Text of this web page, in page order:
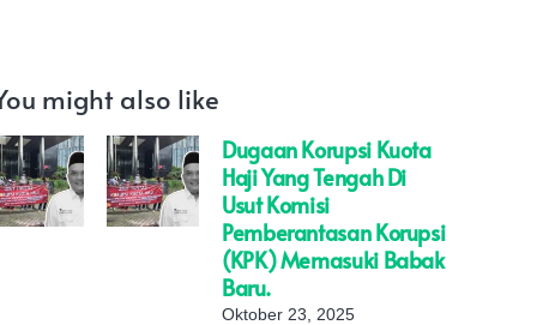
might also like
Dugaan Korupsi Kuota
Haji Yang Tengah Di
Usut Komisi
Pemberantasan Korupsi
(KPK) Memasuki Babak
Baru.
Oktober 23, 2025